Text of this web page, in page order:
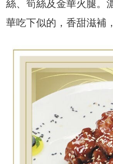
絲、筍絲及金華火腿。
華吃下似的，香甜滋補